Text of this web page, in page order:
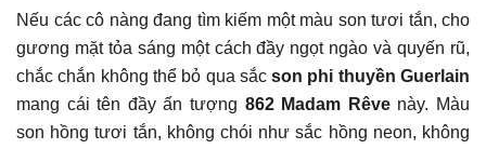
Nếu các cô nàng đang tìm kiếm một màu son tươi tắn, cho
gương mặt tỏa sáng một cách đầy ngọt ngào và quyến rũ,
chắc chắn không thể bỏ qua sắcson phi thuyền Guerlain
mang cái tên đầy ấn tượng 862 Madam Rêve này. Màu
son hồng tươi tắn, không chói như sắc hồng neon, không